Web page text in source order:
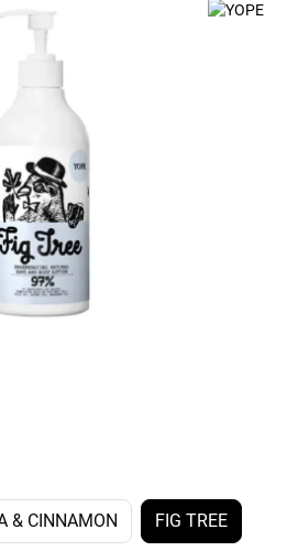
& CINNAMON FIG TREE